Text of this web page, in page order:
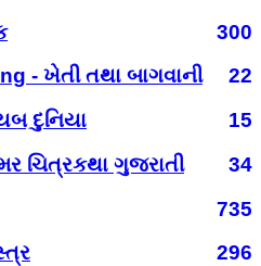
300
- ખેતી તથા બાગવાની
22
દુનિયા
15
ચિત્રકથા ગુજરાતી
34
735
296